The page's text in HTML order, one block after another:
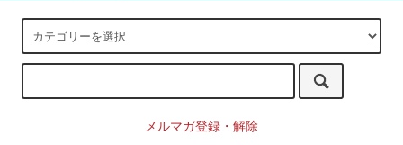
メルマガ登録・解除